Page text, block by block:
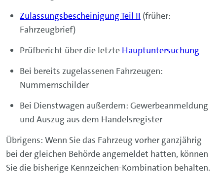
Zulassungsbescheinigung Teil II (früher:
Fahrzeugbrief)
Prüfbericht über die letzte Hauptuntersuchung
Bei bereits zugelassenen Fahrzeugen:
Nummernschilder
Bei Dienstwagen außerdem: Gewerbeanmeldung
und Auszug aus dem Handelsregister
Übrigens: Wenn Sie das Fahrzeug vorher ganzjährig
bei der gleichen Behörde angemeldet hatten, können
Sie die bisherige Kennzeichen-Kombination behalten.